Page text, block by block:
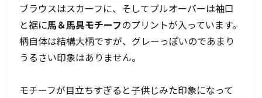
ブラウスはスカーフに、そしてプルオーバーは袖口
と裾に馬＆馬具モチーフのプリントが入っています。
柄自体は結構大柄ですが、グレーっぽいのであまり
うるさい印象はありません。
モチーフが目立ちすぎると子供じみた印象になって